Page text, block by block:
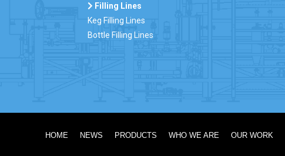
Filling Lines
Keg Filling Lines
Bottle Filling Lines
HOME NEWS PRODUCTS WHO WE ARE OUR WORK